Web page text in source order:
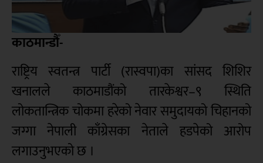
काठमान्डौँ-
राष्ट्रिय स्वतन्त्र पार्टी (रास्वपा)का सांसद शिशिर
खनालले काठमाडौंको तारकेश्वर–९ स्थिति
लोकतान्त्रिक चोकमा हरेको नेवार समुदायको चिहानको
जग्गा नेपाली काँग्रेसका नेताले हडपेको आरोप
लगाउनुभएको छ ।